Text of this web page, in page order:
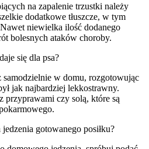
na zapalenie trzustki należy
dodatkowe tłuszcze, w tym
niewielka ilość dodanego
bolesnych ataków choroby.
się dla psa?
w domu, rozgotowując
jak najbardziej lekkostrawny.
przyprawami czy solą, które są
gotowanego posiłku?